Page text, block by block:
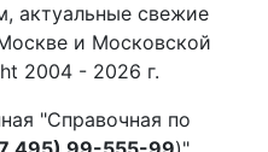
актуальные свежие
и Московской
2004 - 2026 г.
"Справочная по